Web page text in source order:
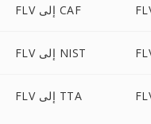
FLV إلى CAF
FLV إلى NIST
FLV إلى TTA